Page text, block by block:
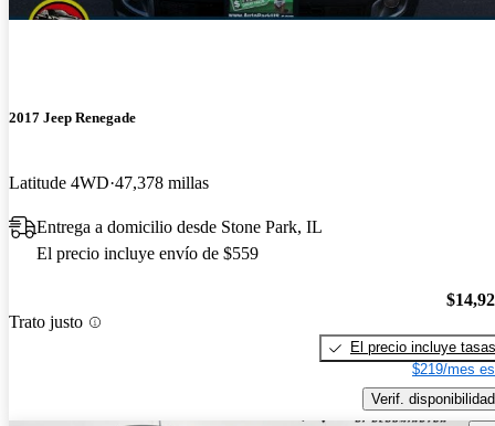
2017 Jeep Renegade
Latitude 4WD 47,378 millas
Entrega a domicilio desde Stone Park, IL
El precio incluye envío de $559
Trato justo
El precio incluye tasas
$219/mes
Verif. disponibilidad